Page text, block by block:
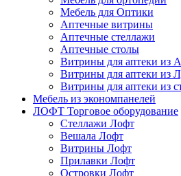
Мебель для Оптики
Аптечные витрины
Аптечные стеллажи
Аптечные столы
Витрины для аптеки из
Витрины для аптеки из
Витрины для аптеки из
Мебель из экономпанелей
ЛОФТ Торговое оборудование
Стеллажи Лофт
Вешала Лофт
Витрины Лофт
Прилавки Лофт
Островки Лофт